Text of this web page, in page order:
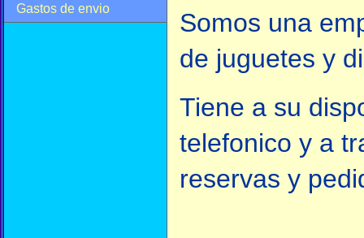
Gastos de envio
Somos una
de juguetes y
Tiene a su
telefonico y a
reservas y